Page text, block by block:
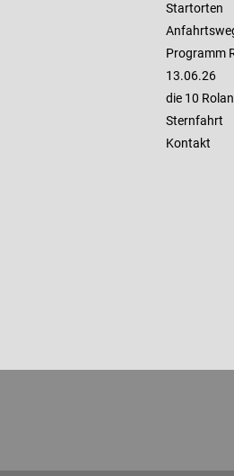
Startorten
Programm
13.06.26
die 10
Sternfahrt
Kontakt